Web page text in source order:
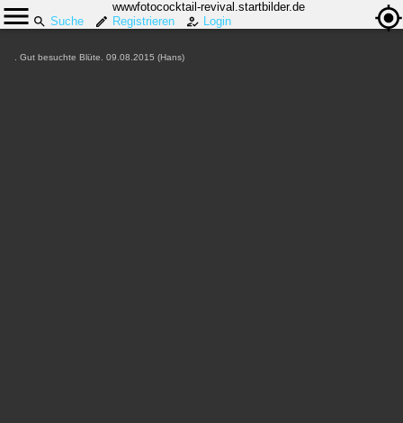
wwwfotococktail-revival.startbilder.de
Suche
Registrieren Login
. Gut besuchte Blüte. 09.08.2015 (Hans)